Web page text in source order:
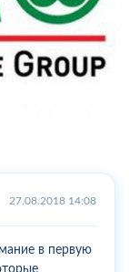
27.08.2018 14:08
в первую